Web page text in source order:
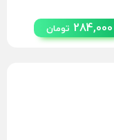
284,000 تومان